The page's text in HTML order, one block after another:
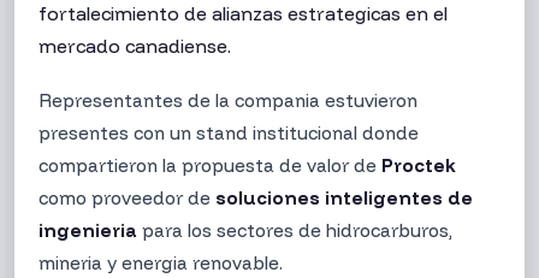
CONSTRUCCIÓN
Inova Constructores impulsa el desarrollo social
en Quito con la entrega de las primeras
viviendas de Jardín de la Primavera
fortalecimiento de alianzas estrategicas en el
mercado canadiense.
Representantes de la compania estuvieron
presentes con un stand institucional donde
compartieron la propuesta de valor de Proctek
como proveedor de soluciones inteligentes de
ingenieria para los sectores de hidrocarburos,
mineria y energia renovable.